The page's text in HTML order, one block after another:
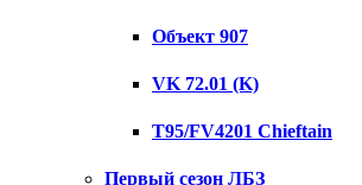
Объект 907
VK 72.01 (K)
T95/FV4201 Chieftain
Первый сезон ЛБЗ